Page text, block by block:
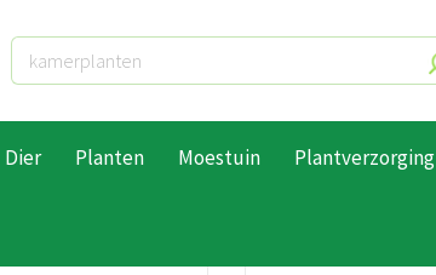
Dier Planten Moestuin Plantverzorging